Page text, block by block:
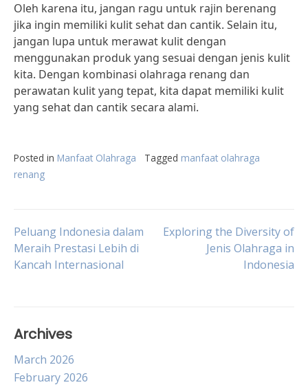
Oleh karena itu, jangan ragu untuk rajin berenang
jika ingin memiliki kulit sehat dan cantik. Selain itu,
jangan lupa untuk merawat kulit dengan
menggunakan produk yang sesuai dengan jenis kulit
kita. Dengan kombinasi olahraga renang dan
perawatan kulit yang tepat, kita dapat memiliki kulit
yang sehat dan cantik secara alami.
Posted in Manfaat Olahraga Tagged manfaat olahraga
renang
Post
navigation
Peluang Indonesia dalam
Meraih Prestasi Lebih di
Kancah Internasional
Exploring the Diversity of
Jenis Olahraga in
Indonesia
Archives
March 2026
February 2026